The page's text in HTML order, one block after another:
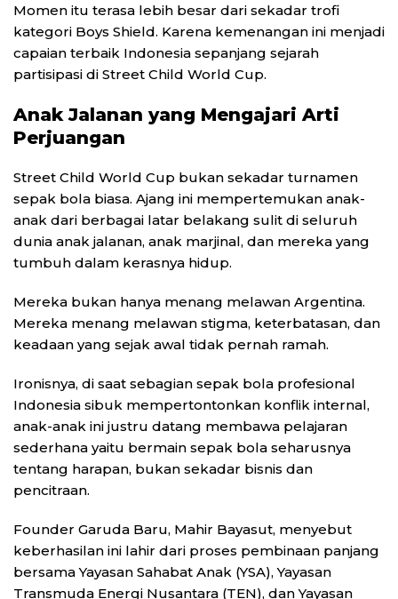
Momen itu terasa lebih besar dari sekadar trofi
kategori Boys Shield. Karena kemenangan ini menjadi
capaian terbaik Indonesia sepanjang sejarah
partisipasi di Street Child World Cup.
Anak Jalanan yang Mengajari Arti
Perjuangan
Street Child World Cup bukan sekadar turnamen
sepak bola biasa. Ajang ini mempertemukan anak-
anak dari berbagai latar belakang sulit di seluruh
dunia anak jalanan, anak marjinal, dan mereka yang
tumbuh dalam kerasnya hidup.
Mereka bukan hanya menang melawan Argentina.
Mereka menang melawan stigma, keterbatasan, dan
keadaan yang sejak awal tidak pernah ramah.
Ironisnya, di saat sebagian sepak bola profesional
Indonesia sibuk mempertontonkan konflik internal,
anak-anak ini justru datang membawa pelajaran
sederhana yaitu bermain sepak bola seharusnya
tentang harapan, bukan sekadar bisnis dan
pencitraan.
Founder Garuda Baru, Mahir Bayasut, menyebut
keberhasilan ini lahir dari proses pembinaan panjang
bersama Yayasan Sahabat Anak (YSA), Yayasan
Transmuda Energi Nusantara (TEN), dan Yayasan